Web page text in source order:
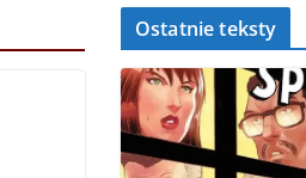
Ostatnie teksty